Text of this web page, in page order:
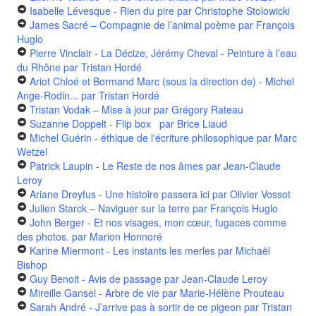
Isabelle Lévesque - Rien du pire par Christophe Stolowicki
James Sacré – Compagnie de l’animal poème par François
Huglo
Pierre Vinclair - La Décize, Jérémy Cheval - Peinture à l’eau
du Rhône par Tristan Hordé
Ariot Chloé et Bormand Marc (sous la direction de) - Michel
Ange-Rodin... par Tristan Hordé
Tristan Vodak – Mise à jour par Grégory Rateau
Suzanne Doppelt - Flip box par Brice Liaud
Michel Guérin - éthique de l'écriture philosophique par Marc
Wetzel
Patrick Laupin - Le Reste de nos âmes par Jean-Claude
Leroy
Ariane Dreyfus - Une histoire passera ici par Olivier Vossot
Julien Starck – Naviguer sur la terre par François Huglo
John Berger - Et nos visages, mon cœur, fugaces comme
des photos. par Marion Honnoré
Karine Miermont - Les instants les merles par Michaël
Bishop
Guy Benoit - Avis de passage par Jean-Claude Leroy
Mireille Gansel - Arbre de vie par Marie-Hélène Prouteau
Sarah André - J’arrive pas à sortir de ce pigeon par Tristan